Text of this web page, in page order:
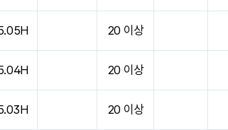
20 이상
20 이상
20 이상